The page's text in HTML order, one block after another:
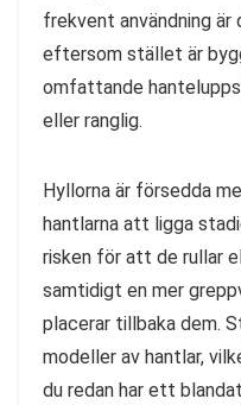
frekvent användning är
eftersom stället är
omfattande
eller ranglig.
Hyllorna är försedda
hantlarna att ligga
risken för att de rullar
samtidigt en mer
placerar tillbaka dem.
modeller av hantlar,
du redan har ett